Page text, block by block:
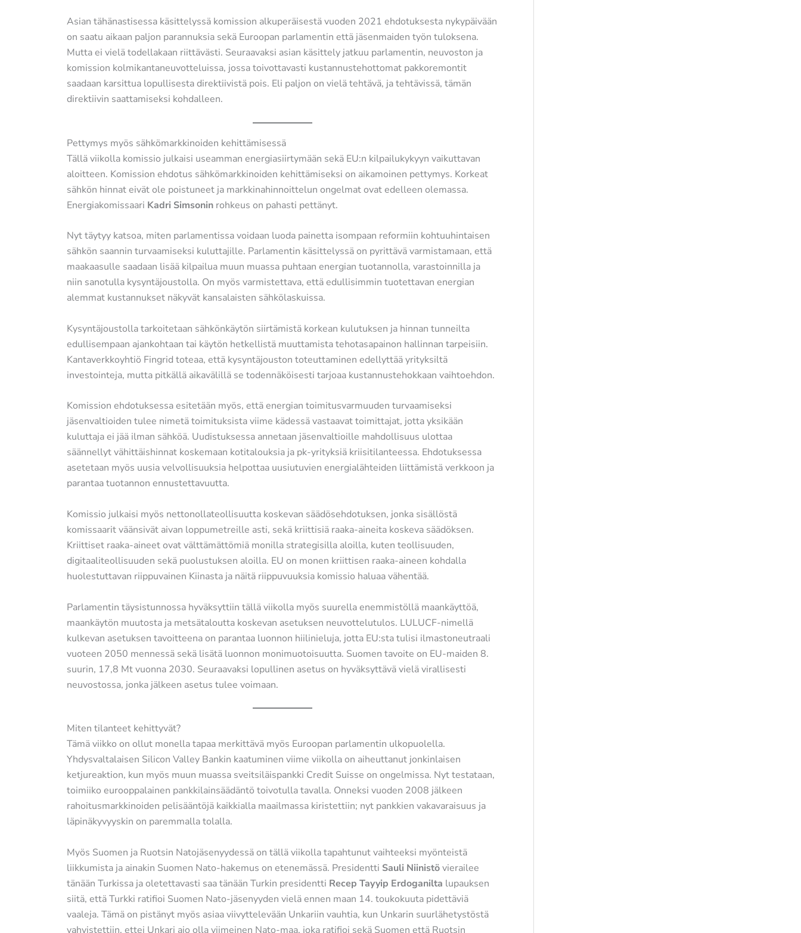
Asian tähänastisessa käsittelyssä komission alkuperäisestä vuoden 2021 ehdotuksesta nykypäivään
on saatu aikaan paljon parannuksia sekä Euroopan parlamentin että jäsenmaiden työn tuloksena.
Mutta ei vielä todellakaan riittävästi. Seuraavaksi asian käsittely jatkuu parlamentin, neuvoston ja
komission kolmikantaneuvotteluissa, jossa toivottavasti kustannustehottomat pakkoremontit
saadaan karsittua lopullisesta direktiivistä pois. Eli paljon on vielä tehtävä, ja tehtävissä, tämän
direktiivin saattamiseksi kohdalleen.
Pettymys myös sähkömarkkinoiden kehittämisessä
Tällä viikolla komissio julkaisi useamman energiasiirtymään sekä EU:n kilpailukykyyn vaikuttavan
aloitteen. Komission ehdotus sähkömarkkinoiden kehittämiseksi on aikamoinen pettymys. Korkeat
sähkön hinnat eivät ole poistuneet ja markkinahinnoittelun ongelmat ovat edelleen olemassa.
Energiakomissaari Kadri Simsonin rohkeus on pahasti pettänyt.
Nyt täytyy katsoa, miten parlamentissa voidaan luoda painetta isompaan reformiin kohtuuhintaisen
sähkön saannin turvaamiseksi kuluttajille. Parlamentin käsittelyssä on pyrittävä varmistamaan, että
maakaasulle saadaan lisää kilpailua muun muassa puhtaan energian tuotannolla, varastoinnilla ja
niin sanotulla kysyntäjoustolla. On myös varmistettava, että edullisimmin tuotettavan energian
alemmat kustannukset näkyvät kansalaisten sähkölaskuissa.
Kysyntäjoustolla tarkoitetaan sähkönkäytön siirtämistä korkean kulutuksen ja hinnan tunneilta
edullisempaan ajankohtaan tai käytön hetkellistä muuttamista tehotasapainon hallinnan tarpeisiin.
Kantaverkkoyhtiö Fingrid toteaa, että kysyntäjouston toteuttaminen edellyttää yrityksiltä
investointeja, mutta pitkällä aikavälillä se todennäköisesti tarjoaa kustannustehokkaan vaihtoehdon.
Komission ehdotuksessa esitetään myös, että energian toimitusvarmuuden turvaamiseksi
jäsenvaltioiden tulee nimetä toimituksista viime kädessä vastaavat toimittajat, jotta yksikään
kuluttaja ei jää ilman sähköä. Uudistuksessa annetaan jäsenvaltioille mahdollisuus ulottaa
säännellyt vähittäishinnat koskemaan kotitalouksia ja pk-yrityksiä kriisitilanteessa. Ehdotuksessa
asetetaan myös uusia velvollisuuksia helpottaa uusiutuvien energialähteiden liittämistä verkkoon ja
parantaa tuotannon ennustettavuutta.
Komissio julkaisi myös nettonollateollisuutta koskevan säädösehdotuksen, jonka sisällöstä
komissaarit väänsivät aivan loppumetreille asti, sekä kriittisiä raaka-aineita koskeva säädöksen.
Kriittiset raaka-aineet ovat välttämättömiä monilla strategisilla aloilla, kuten teollisuuden,
digitaaliteollisuuden sekä puolustuksen aloilla. EU on monen kriittisen raaka-aineen kohdalla
huolestuttavan riippuvainen Kiinasta ja näitä riippuvuuksia komissio haluaa vähentää.
Parlamentin täysistunnossa hyväksyttiin tällä viikolla myös suurella enemmistöllä maankäyttöä,
maankäytön muutosta ja metsätaloutta koskevan asetuksen neuvottelutulos. LULUCF-nimellä
kulkevan asetuksen tavoitteena on parantaa luonnon hiilinieluja, jotta EU:sta tulisi ilmastoneutraali
vuoteen 2050 mennessä sekä lisätä luonnon monimuotoisuutta. Suomen tavoite on EU-maiden 8.
suurin, 17,8 Mt vuonna 2030. Seuraavaksi lopullinen asetus on hyväksyttävä vielä virallisesti
neuvostossa, jonka jälkeen asetus tulee voimaan.
Miten tilanteet kehittyvät?
Tämä viikko on ollut monella tapaa merkittävä myös Euroopan parlamentin ulkopuolella.
Yhdysvaltalaisen Silicon Valley Bankin kaatuminen viime viikolla on aiheuttanut jonkinlaisen
ketjureaktion, kun myös muun muassa sveitsiläispankki Credit Suisse on ongelmissa. Nyt testataan,
toimiiko eurooppalainen pankkilainsäädäntö toivotulla tavalla. Onneksi vuoden 2008 jälkeen
rahoitusmarkkinoiden pelisääntöjä kaikkialla maailmassa kiristettiin; nyt pankkien vakavaraisuus ja
läpinäkyvyyskin on paremmalla tolalla.
Myös Suomen ja Ruotsin Natojäsenyydessä on tällä viikolla tapahtunut vaihteeksi myönteistä
liikkumista ja ainakin Suomen Nato-hakemus on etenemässä. Presidentti Sauli Niinistövierailee
tänään Turkissa ja oletettavasti saa tänään Turkin presidentti Recep Tayyip Erdoganilta lupauksen
siitä, että Turkki ratifioi Suomen Nato-jäsenyyden vielä ennen maan 14. toukokuuta pidettäviä
vaaleja. Tämä on pistänyt myös asiaa viivyttelevään Unkariin vauhtia, kun Unkarin suurlähetystöstä
vahvistettiin, ettei Unkari aio olla viimeinen Nato-maa, joka ratifioi sekä Suomen että Ruotsin